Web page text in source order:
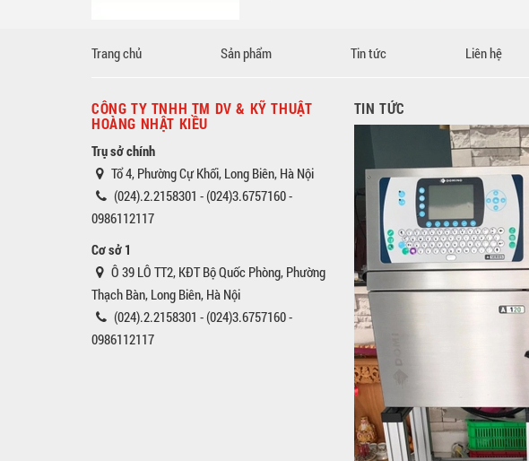
Trang chủ Sản phẩm Tin tức Liên hệ
CÔNG TY TNHH TM DV & KỸ THUẬT
HOÀNG NHẬT KIỀU
Trụ sở chính
Tổ 4, Phường Cự Khối, Long Biên, Hà Nội
(024).2.2158301 - (024)3.6757160 -
0986112117
Cơ sở 1
Ô 39 LÔ TT2, KĐT Bộ Quốc Phòng, Phường
Thạch Bàn, Long Biên, Hà Nội
(024).2.2158301 - (024)3.6757160 -
0986112117
TIN TỨC